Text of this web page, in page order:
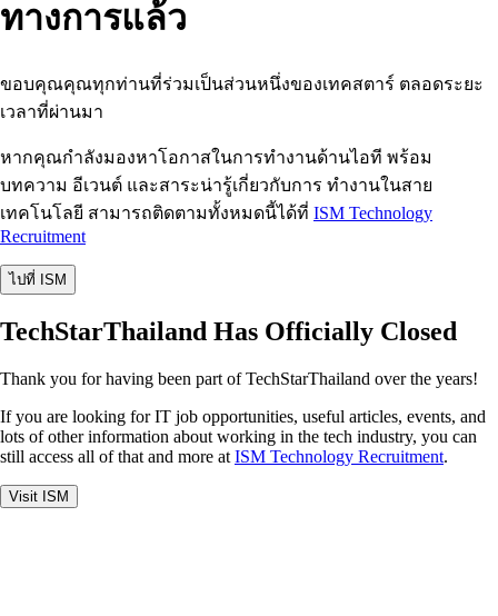
ทางการแล้ว
ขอบคุณคุณทุกท่านที่ร่วมเป็นส่วนหนึ่งของเทคสตาร์ ตลอดระยะ
เวลาที่ผ่านมา
หากคุณกำลังมองหาโอกาสในการทำงานด้านไอที พร้อม
บทความ อีเวนต์ และสาระน่ารู้เกี่ยวกับการ ทำงานในสาย
เทคโนโลยี สามารถติดตามทั้งหมดนี้ได้ที่ ISM Technology
Recruitment
ไปที่ ISM
TechStarThailand Has Officially Closed
Thank you for having been part of TechStarThailand over the years!
If you are looking for IT job opportunities, useful articles, events, and
lots of other information about working in the tech industry, you can
still access all of that and more at ISM Technology Recruitment.
Visit ISM